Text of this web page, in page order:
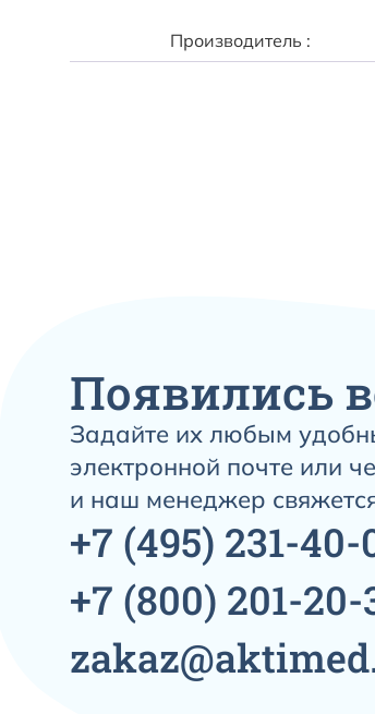
Производитель :
Появились
Задайте их любым
электронной почте или
и наш менеджер
+7 (495) 231-40-
+7 (800) 201-20-